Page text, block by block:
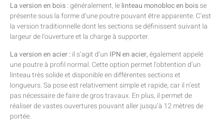
La version en bois: généralement, lelinteau monobloc en boisse
présente sous la forme d’une poutre pouvant être apparente. C’est
la version traditionnelle dont les sections se définissent suivant la
largeur de l’ouverture et la charge à supporter.
La version en acier :il s’agit d’un IPN en acier,également appelé
une poutre à profil normal. Cette option permet l’obtention d’un
linteau très solide et disponible en différentes sections et
longueurs. Sa pose est relativement simple et rapide, car il n’est
pas nécessaire de faire de gros travaux. En plus, il permet de
réaliser de vastes ouvertures pouvant aller jusqu’à 12 mètres de
portée.